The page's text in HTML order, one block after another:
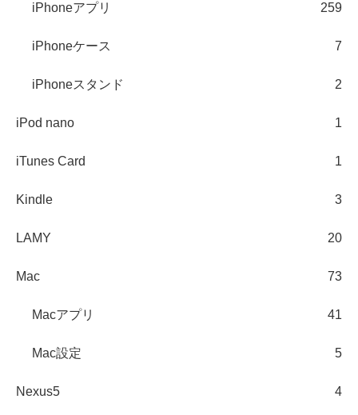
iPhoneアプリ 259
iPhoneケース 7
iPhoneスタンド 2
iPod nano 1
iTunes Card 1
Kindle 3
LAMY 20
Mac 73
Macアプリ 41
Mac設定 5
Nexus5 4